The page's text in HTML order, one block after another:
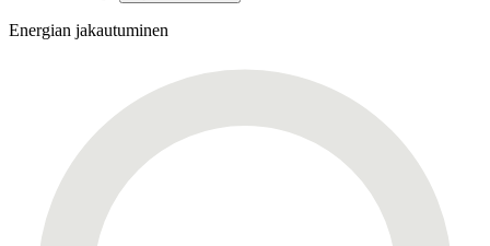
Energian jakautuminen